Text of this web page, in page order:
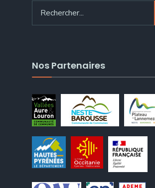
Nos Partenaires